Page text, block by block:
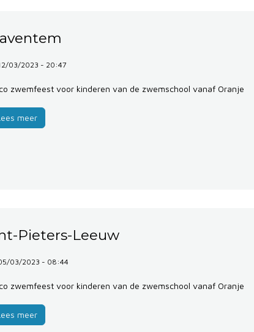
03/2023 - 20:47
zwemfeest voor kinderen van de zwemschool vanaf Oranje
meer
Pieters-Leeuw
03/2023 - 08:44
zwemfeest voor kinderen van de zwemschool vanaf Oranje
meer